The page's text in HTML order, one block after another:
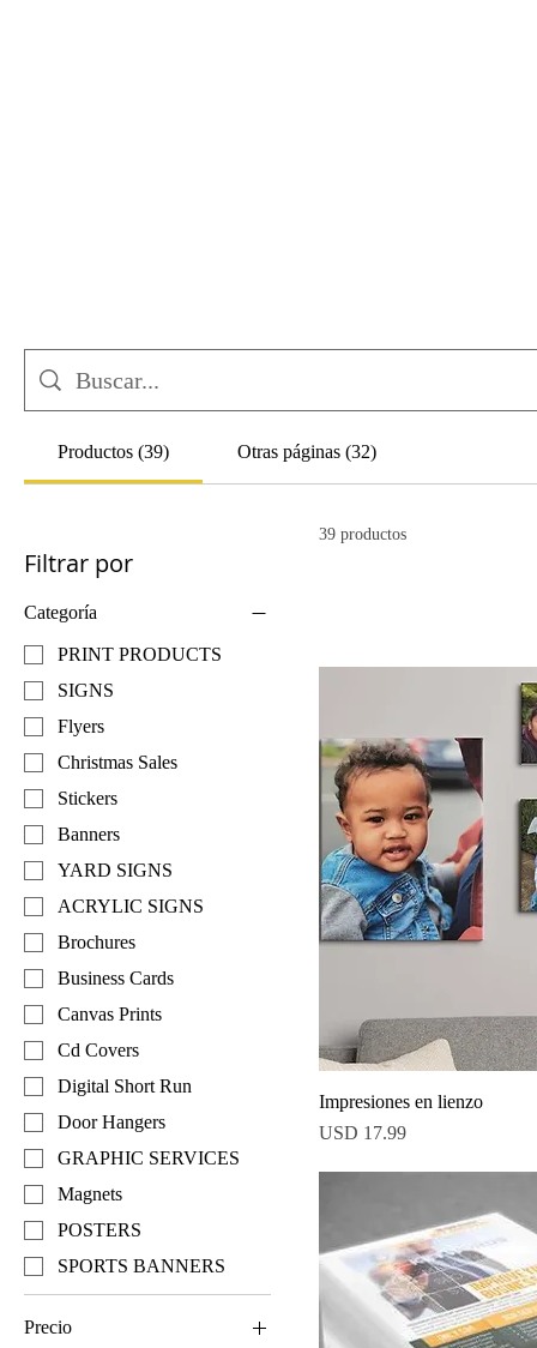
Productos (39) Otras páginas (32)
Filtrar por
Categoría
PRINT PRODUCTS
SIGNS
Flyers
Christmas Sales
Stickers
Banners
YARD SIGNS
ACRYLIC SIGNS
Brochures
Business Cards
Canvas Prints
Cd Covers
Digital Short Run
Door Hangers
GRAPHIC SERVICES
Magnets
POSTERS
SPORTS BANNERS
Precio
39 productos
Impresiones en lienzo
Precio
USD 17.99